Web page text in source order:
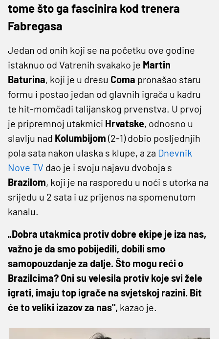
tome što ga fascinira kod trenera
Fabregasa
Jedan od onih koji se na početku ove godine
istaknuo od Vatrenih svakako je Martin
Baturina, koji je u dresu Coma pronašao staru
formu i postao jedan od glavnih igrača u kadru
te hit-momčadi talijanskog prvenstva. U prvoj
je pripremnoj utakmici Hrvatske, odnosno u
slavlju nad Kolumbijom (2-1) dobio posljednjih
pola sata nakon ulaska s klupe, a za Dnevnik
Nove TV dao je i svoju najavu dvoboja s
Brazilom, koji je na rasporedu u noći s utorka na
srijedu u 2 sata i uz prijenos na spomenutom
kanalu.
„Dobra utakmica protiv dobre ekipe je iza nas,
važno je da smo pobijedili, dobili smo
samopouzdanje za dalje. Što mogu reći o
Brazilcima? Oni su velesila protiv koje svi žele
igrati, imaju top igrače na svjetskoj razini. Bit
će to veliki izazov za nas", kazao je.